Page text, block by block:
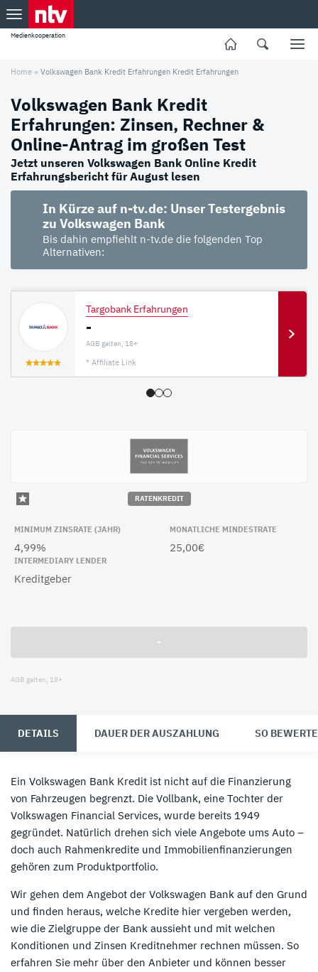
Medienkooperation
Home » Volkswagen Bank Kredit Erfahrungen Kredit Erfahrungen
Volkswagen Bank Kredit
Erfahrungen: Zinsen, Rechner &
Online-Antrag im großen Test
Jetzt unseren Volkswagen Bank Online Kredit
Erfahrungsbericht für August lesen
In Kürze auf n-tv.de: Unser Testergebnis
zu Volkswagen Bank
Bis dahin empfiehlt n-tv.de die folgenden Top
Alternativen:
Targobank Erfahrungen
-
AGB gelten, 18+
* Affiliate Link
RATENKREDIT
MINIMUM ZINSRATE (JAHR)
4,99%
MONATLICHE MINDESTRATE
25,00€
INTERMEDIARY LENDER
Kreditgeber
-
AGB gelten, 18+
DETAILS DAUER DER AUSZAHLUNG SO
Ein Volkswagen Bank Kredit ist nicht auf die Finanzierung
von Fahrzeugen begrenzt. Die Vollbank, eine Tochter der
Volkswagen Financial Services, wurde bereits 1949
gegründet. Natürlich drehen sich viele Angebote ums Auto –
doch auch Rahmenkredite und Immobilienfinanzierungen
gehören zum Produktportfolio.
Wir gehen dem Angebot der Volkswagen Bank auf den Grund
und finden heraus, welche Kredite hier vergeben werden,
wie die Zielgruppe der Bank aussieht und mit welchen
Konditionen und Zinsen Kreditnehmer rechnen müssen. So
erfahren Sie mehr über den Anbieter und können besser